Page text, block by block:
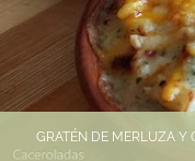
GRATÉN DE MERLUZA Y